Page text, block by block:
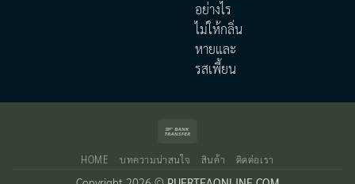
อย่างไร
ไม่ให้กลิ่น
หายและ
รสเพี้ยน
HOME บทความน่าสนใจ สินค้า ติดต่อเรา